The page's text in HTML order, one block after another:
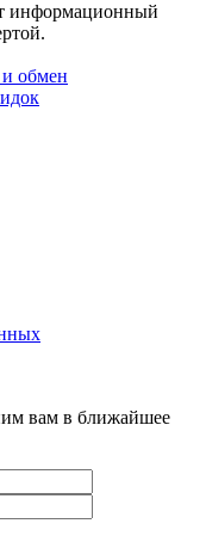
информационный
обмен
вам в ближайшее